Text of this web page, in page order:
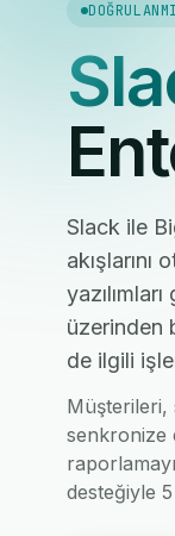
Slack ile
üzerinden
de ilgili
Müşterileri,
senkronize
desteğiyle